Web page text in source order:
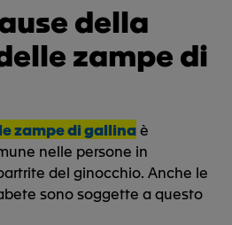
della
zampe di
zampe di gallinaè
nelle persone in
del ginocchio. Anche le
sono soggette a questo